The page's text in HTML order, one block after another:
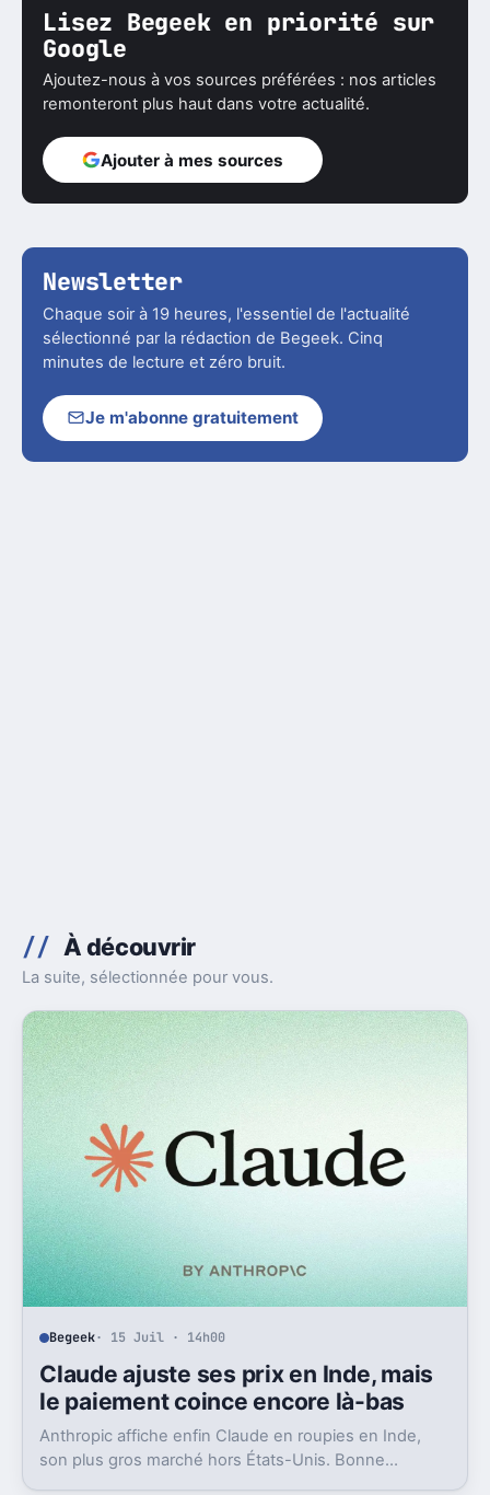
Lisez Begeek en priorité sur
Google
Ajoutez-nous à vos sources préférées : nos articles
remonteront plus haut dans votre actualité.
Ajouter à mes sources
Newsletter
Chaque soir à 19 heures, l'essentiel de l'actualité
sélectionné par la rédaction de Begeek. Cinq
minutes de lecture et zéro bruit.
Je m'abonne gratuitement
À découvrir
La suite, sélectionnée pour vous.
Begeek· 15 Juil · 14h00
Claude ajuste ses prix en Inde, mais
le paiement coince encore là-bas
Anthropic affiche enfin Claude en roupies en Inde,
son plus gros marché hors États-Unis. Bonne